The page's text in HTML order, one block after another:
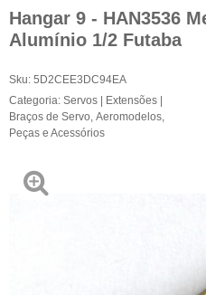
Hangar 9 - HAN3536
Alumínio 1/2 Futaba
Sku: 5D2CEE3DC94EA
Categoria: Servos | Extensões |
Braços de Servo Aeromodelos
Peças e Acessórios